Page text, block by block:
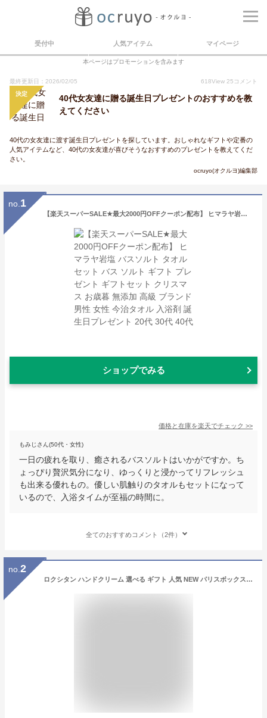
受付中 人気アイテム マイページ
本ページはプロモーションを含みます
最終更新日：2026/02/05 618View 25 コメント
決定
40代女友達に贈る誕生日プレゼントのおすすめを教
えてください
40代の女友達に渡す誕生日プレゼントを探しています。おしゃれなギフトや定番の
人気アイテムなど、40代の女友達が喜びそうなおすすめのプレゼントを教えてくだ
さい。
ocruyo(オクルヨ)編集部
no. 1
【楽天スーパーSALE★最大2000円OFFクーポン配布】 ヒマラヤ岩塩 バスソルト タオル セット バス ソルト ギフト プレゼント ギフトセット クリスマス お歳暮 無添加 高級 ブランド 男性 女性 今治タオル 入浴剤 誕生日プレゼント 20代 30代 40代
ショップでみる
価格と在庫を楽天でチェック >>
もみじさん(50代・女性)
一日の疲れを取り、癒されるバスソルトはいかがですか。ち
ょっぴり贅沢気分になり、ゆっくりと浸かってリフレッシュ
も出来る優れもの。優しい肌触りのタオルもセットになって
いるので、入浴タイムが至福の時間に。
全てのおすすめコメント（2件）
no. 2
ロクシタン ハンドクリーム 選べる ギフト 人気 NEW パリスボックス カメリア タオル 詰め合わせ センスのいい もらって嬉しい プレゼント ラッピング無料 期間限定 女性 20代 30代 40代 50代 妻 奥さん 誕生日 記念日 母の日 退職 還暦 送料無料